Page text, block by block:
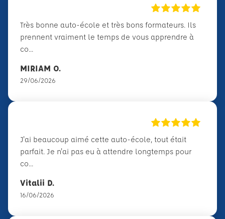
Très bonne auto-école et très bons formateurs. Ils
prennent vraiment le temps de vous apprendre à
co...
MIRIAM O.
29/06/2026
J'ai beaucoup aimé cette auto-école, tout était
parfait. Je n'ai pas eu à attendre longtemps pour
co...
Vitalii D.
16/06/2026